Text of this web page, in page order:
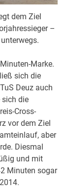
dem Ziel
–
Marke.
sich die
Deuz auch
sich die
Cross-
vor dem Ziel
aber
Diesmal
und mit
Minuten sogar